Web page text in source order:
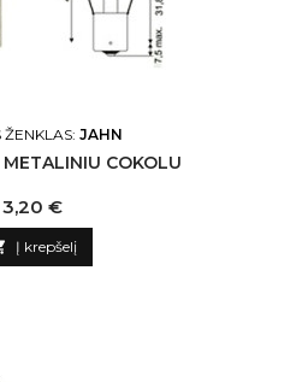
ŽENKLAS: JAHN
COKOLU
Kaina
3,20 €
Į krepšelį